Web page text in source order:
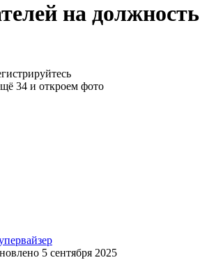
на
34 и откроем фото
5 сентября 2025